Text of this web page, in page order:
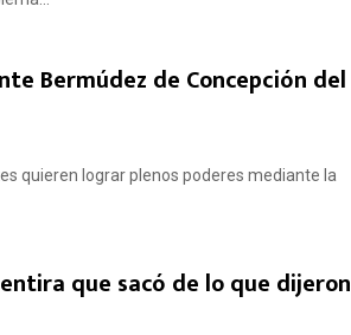
Bermúdez de Concepción del
quieren lograr plenos poderes mediante la
que sacó de lo que dijeron